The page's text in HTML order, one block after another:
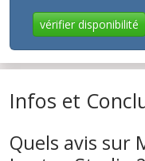
vérifier disponibilité
Infos et
Quels avis sur